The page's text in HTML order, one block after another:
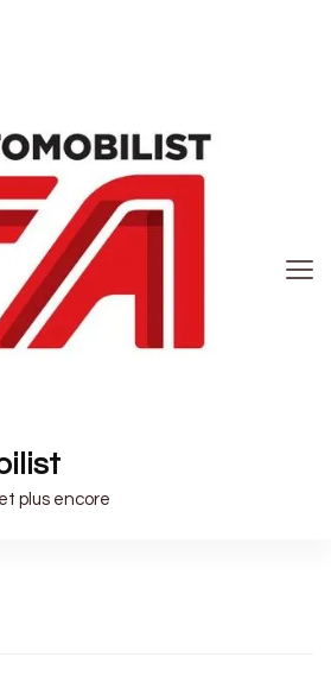
plus encore